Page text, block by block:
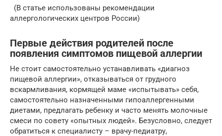
(В статье использованы рекомендации
аллергологических центров России)
Первые действия родителей после
появления симптомов пищевой аллергии
Не стоит самостоятельно устанавливать «диагноз
пищевой аллергии», отказываться от грудного
вскармливания, кормящей маме «испытывать» себя,
самостоятельно назначенными гипоаллергенными
диетами, предлагать ребенку и часто менять молочные
смеси по совету «опытных людей». Безусловно, следует
обратиться к специалисту – врачу-педиатру,